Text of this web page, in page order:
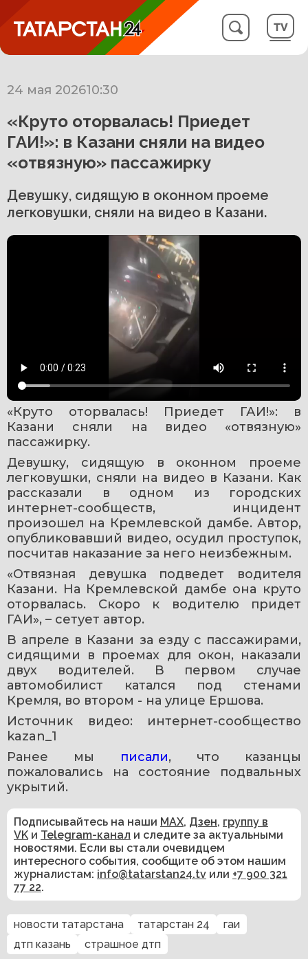
24 мая 202610:30
«Круто оторвалась! Приедет
ГАИ!»: в Казани сняли на видео
«отвязную» пассажирку
Девушку, сидящую в оконном проеме
легковушки, сняли на видео в Казани.
«Круто оторвалась! Приедет ГАИ!»: в
Казани сняли на видео «отвязную»
пассажирку.
Девушку, сидящую в оконном проеме
легковушки, сняли на видео в Казани. Как
рассказали в одном из городских
интернет-сообществ, инцидент
произошел на Кремлевской дамбе. Автор,
опубликовавший видео, осудил проступок,
посчитав наказание за него неизбежным.
«Отвязная девушка подведет водителя
Казани. На Кремлевской дамбе она круто
оторвалась. Скоро к водителю придет
ГАИ», – сетует автор.
В апреле в Казани за езду с пассажирами,
сидящими в проемах для окон, наказали
двух водителей. В первом случае
автомобилист катался под стенами
Кремля, во втором - на улице Ершова.
Источник видео: интернет-сообщество
kazan_1
Ранее мы
писали, что казанцы
пожаловались на состояние подвальных
укрытий.
Подписывайтесь на наши MAX, Дзен, группу в
VK и Telegram-канал и следите за актуальными
новостями. Если вы стали очевидцем
интересного события, сообщите об этом нашим
журналистам: info@tatarstan24.tv или +7 900 321
77 22.
новости татарстана татарстан 24
гаи
дтп казань
страшное дтп